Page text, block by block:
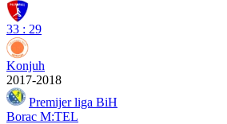
33 : 29
Konjuh
2017-2018
Premijer liga BiH
Borac M:TEL